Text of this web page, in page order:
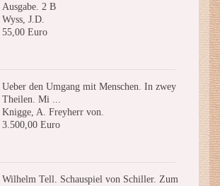
Ausgabe. 2 B
Wyss, J.D.
55,00 Euro
Ueber den Umgang mit Menschen. In zwey
Theilen. Mi ...
Knigge, A. Freyherr von.
3.500,00 Euro
Wilhelm Tell. Schauspiel von Schiller. Zum